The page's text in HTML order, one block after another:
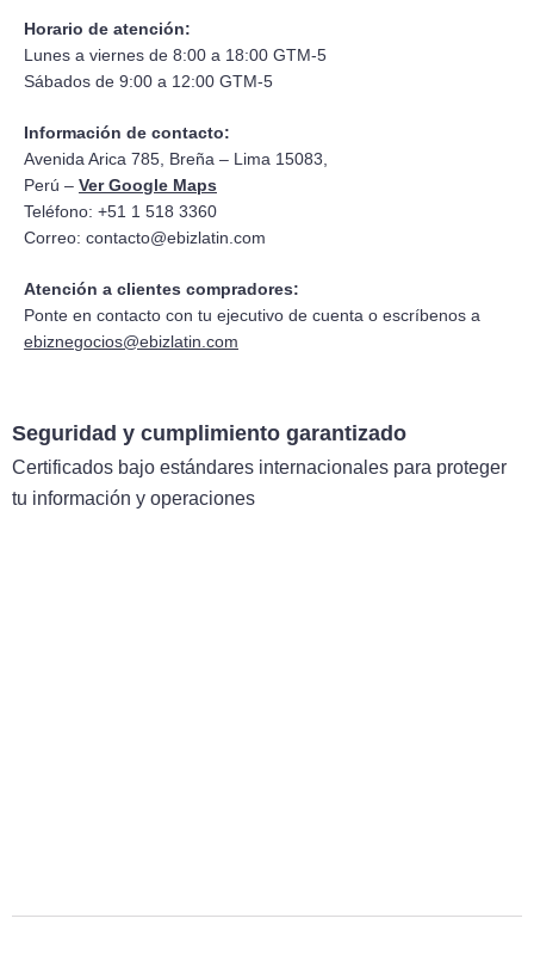
Horario de atención:
Lunes a viernes de 8:00 a 18:00 GTM-5
Sábados de 9:00 a 12:00 GTM-5
Información de contacto:
Avenida Arica 785, Breña – Lima 15083,
Perú – Ver Google Maps
Teléfono: +51 1 518 3360
Correo: contacto@ebizlatin.com
Atención a clientes compradores:
Ponte en contacto con tu ejecutivo de cuenta o escríbenos a
ebiznegocios@ebizlatin.com
Seguridad y cumplimiento garantizado
Certificados bajo estándares internacionales para proteger
tu información y operaciones